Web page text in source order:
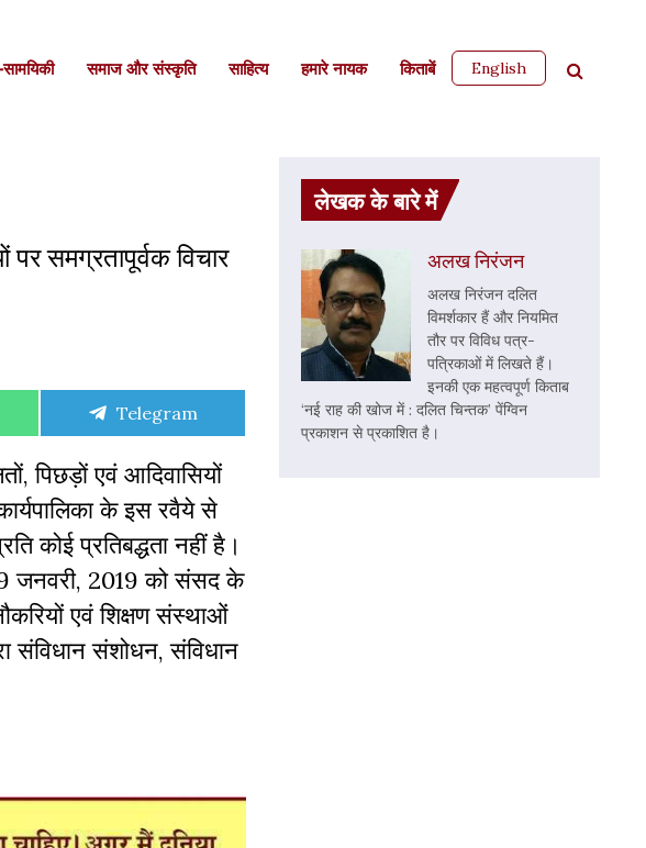
समाज और संस्कृति साहित्‍य हमारे नायक किताबें English
समग्रतापूर्वक विचार
Share
Telegram
,पिछड़ों एवं आदिवासियों
के इस रवैये से
कोई प्रतिबद्धता नहीं है।
जनवरी, 2019 को संसद के
एवं शिक्षण संस्थाओं
संविधान संशोधन,संविधान
लेखक के बारे में
अलख निरंजन
अलख निरंजन दलित
विमर्शकार हैं और नियमित
तौर पर विविध पत्र-
पत्रिकाओं में लिखते हैं।
इनकी एक महत्वपूर्ण किताब
‘नई राह की खोज में : दलित चिन्तक’ पेंग्विन
प्रकाशन से प्रकाशित है।